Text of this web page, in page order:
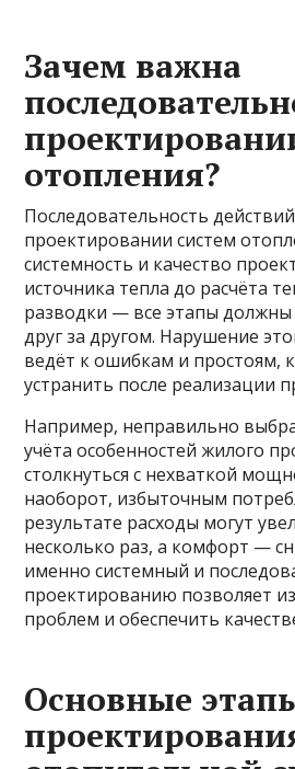
Зачем важна
отопления?
Последовательность
проектировании систем
системность и качество
источника тепла до расчёта
разводки — все этапы должны
друг за другом. Нарушение
ведёт к ошибкам и простоям,
устранить после реализации
Например, неправильно
учёта особенностей жилого
столкнуться с нехваткой
наоборот, избыточным
результате расходы могут
несколько раз, а комфорт —
именно системный и
проектированию позволяет
проблем и обеспечить
Основные